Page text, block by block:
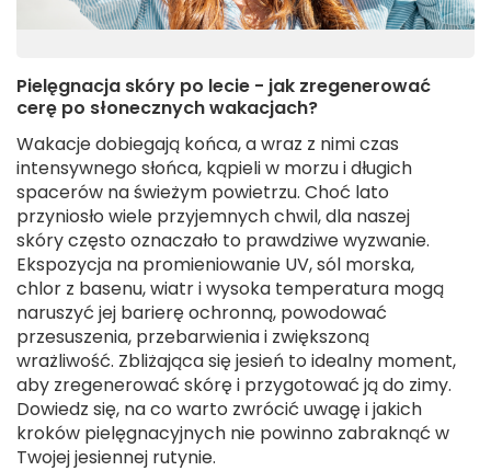
Pielęgnacja skóry po lecie - jak zregenerować
cerę po słonecznych wakacjach?
Wakacje dobiegają końca, a wraz z nimi czas
intensywnego słońca, kąpieli w morzu i długich
spacerów na świeżym powietrzu. Choć lato
przyniosło wiele przyjemnych chwil, dla naszej
skóry często oznaczało to prawdziwe wyzwanie.
Ekspozycja na promieniowanie UV, sól morska,
chlor z basenu, wiatr i wysoka temperatura mogą
naruszyć jej barierę ochronną, powodować
przesuszenia, przebarwienia i zwiększoną
wrażliwość. Zbliżająca się jesień to idealny moment,
aby zregenerować skórę i przygotować ją do zimy.
Dowiedz się, na co warto zwrócić uwagę i jakich
kroków pielęgnacyjnych nie powinno zabraknąć w
Twojej jesiennej rutynie.